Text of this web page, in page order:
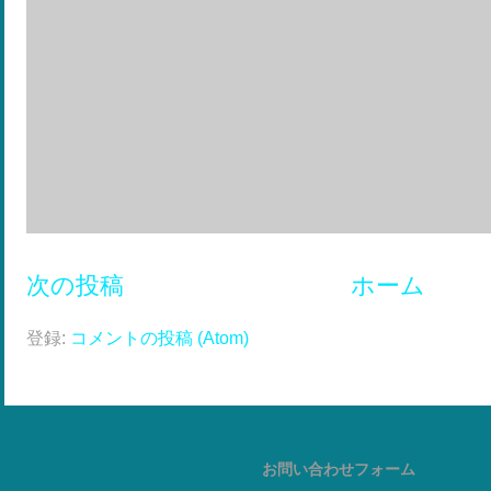
次の投稿 ホーム
登録: コメントの投稿 (Atom)
お問い合わせフォーム